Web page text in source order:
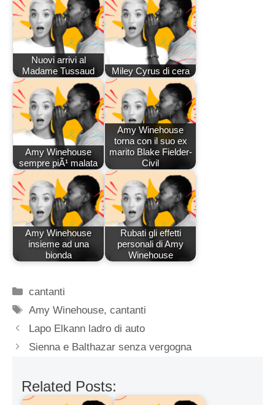
Nuovi arrivi al
Madame Tussaud
Miley Cyrus di cera
Amy Winehouse
sempre piÃ¹ malata
Amy Winehouse
torna con il suo ex
marito Blake Fielder-
Civil
Amy Winehouse
insieme ad una
bionda
Rubati gli effetti
personali di Amy
Winehouse
Categorie
cantanti
Tag
Amy Winehouse,cantanti
Lapo Elkann ladro di auto
Sienna e Balthazar senza vergogna
Related Posts: